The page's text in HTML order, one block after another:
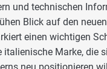
und technischen
Blick auf den
einen wichtigen
italienische Marke, die